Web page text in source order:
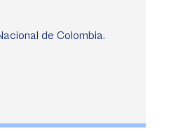
de Colombia.